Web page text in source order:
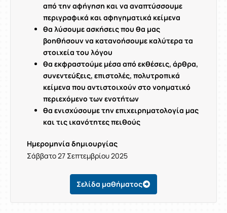
από την αφήγηση και να αναπτύσσουμε
περιγραφικά και αφηγηματικά κείμενα
θα λύσουμε ασκήσεις που θα μας
βοηθήσουν να κατανοήσουμε καλύτερα τα
στοιχεία του λόγου
θα εκφραστούμε μέσα από εκθέσεις, άρθρα,
συνεντεύξεις, επιστολές, πολυτροπικά
κείμενα που αντιστοιχούν στο νοηματικό
περιεχόμενο των ενοτήτων
θα ενισχύσουμε την επιχειρηματολογία μας
και τις ικανότητες πειθούς
Ημερομηνία δημιουργίας
Σάββατο 27 Σεπτεμβρίου 2025
Σελίδα μαθήματος